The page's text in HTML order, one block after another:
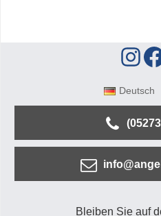
Deutsch
Bleiben Sie auf